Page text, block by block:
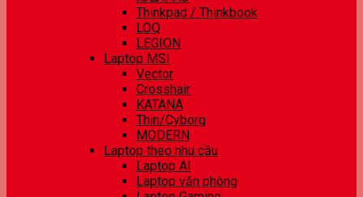
Thinkpad / Thinkbook
LOQ
LEGION
Laptop MSI
Vector
Crosshair
KATANA
Thin/Cyborg
MODERN
Laptop theo nhu cầu
Laptop AI
Laptop văn phòng